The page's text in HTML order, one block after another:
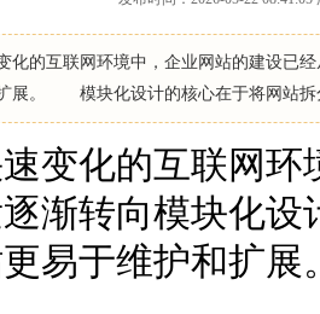
的互联网环境中，企业网站的建设已经
展。 模块化设计的核心在于将网站拆
化的互联网环
渐转向模块化
易于维护和扩展